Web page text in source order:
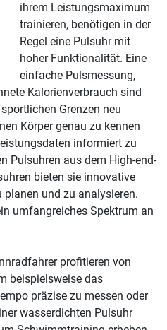
ihrem Leistungsmaximum
trainieren, benötigen in der
Regel eine Pulsuhr mit
hoher Funktionalität. Eine
einfache Pulsmessung,
Kalorienverbrauch sind
Grenzen neu
Körper genau zu kennen
informiert zu
Pulsuhren aus dem High-end-
bieten sie innovative
und zu analysieren.
umfangreiches Spektrum an
profitieren von
beispielsweise das
präzise zu messen oder
wasserdichten Pulsuhr